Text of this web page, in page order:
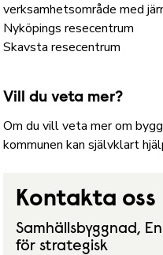
verksamhetsområde med
Nyköpings resecentrum
Skavsta resecentrum
Vill du veta mer?
Om du vill veta mer om
kommunen kan självklart
Kontakta oss
Samhällsbyggnad,
för strategisk